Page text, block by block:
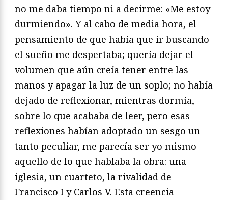
no me daba tiempo ni a decirme: «Me estoy
durmiendo». Y al cabo de media hora, el
pensamiento de que había que ir buscando
el sueño me despertaba; quería dejar el
volumen que aún creía tener entre las
manos y apagar la luz de un soplo; no había
dejado de reflexionar, mientras dormía,
sobre lo que acababa de leer, pero esas
reflexiones habían adoptado un sesgo un
tanto peculiar, me parecía ser yo mismo
aquello de lo que hablaba la obra: una
iglesia, un cuarteto, la rivalidad de
Francisco I y Carlos V. Esta creencia